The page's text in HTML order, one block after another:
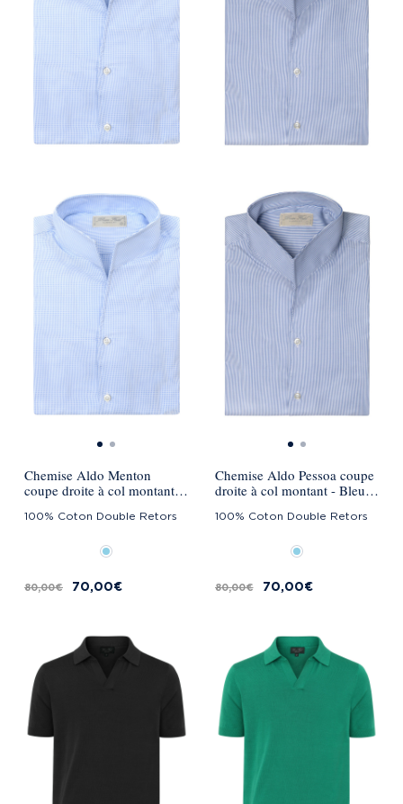
Chemise Aldo Menton
coupe droite à col montant -
100% Coton Double Retors
80,00 € 70,00 €
Chemise Aldo Pessoa coupe
droite à col montant - Bleu
100% Coton Double Retors
80,00 € 70,00 €